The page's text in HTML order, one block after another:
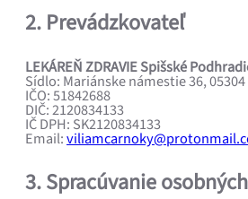
2. Prevádzkovateľ
LEKÁREŇ ZDRAVIE Spišské
Sídlo: Mariánske námestie 36,
IČO: 51842688
DIČ: 2120834133
IČ DPH: SK2120834133
Email:
3. Spracúvanie